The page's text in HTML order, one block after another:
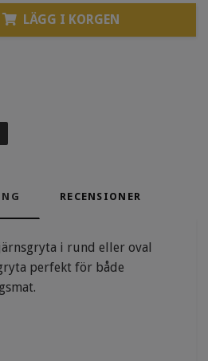
LÄGG I KORGEN
RECENSIONER
i rund eller oval
perfekt för både